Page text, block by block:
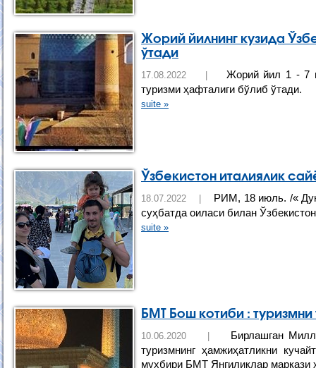
Жорий йилнинг кузида
ўтади
17.08.2022 |
Жорий йил 1 - 7
туризми ҳафталиги бўлиб ўтади.
suite »
Ўзбекистон италиялик
18.07.2022 |
РИМ, 18 июль. /«
суҳбатда оиласи билан
suite »
БМТ Бош котиби :
10.06.2020 |
Бирлашган
туризмнинг ҳамжиҳатликни
мухбири БМТ Янгиликлар маркази